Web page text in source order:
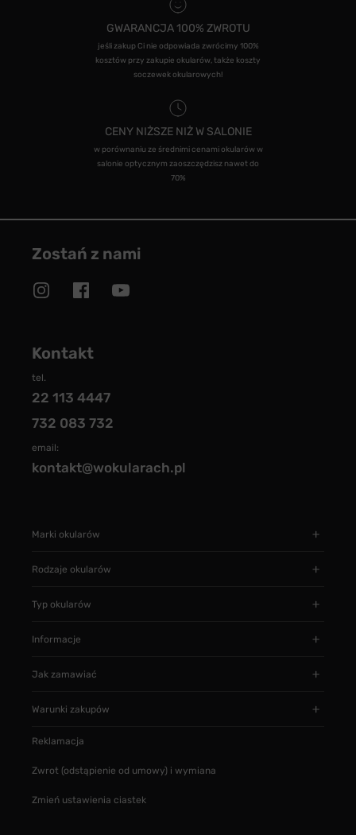
GWARANCJA 100% ZWROTU
jeśli zakup Ci nie odpowiada zwrócimy 100%
kosztów przy zakupie okularów, także koszty
soczewek okularowych!
CENY NIŻSZE NIŻ W SALONIE
w porównaniu ze średnimi cenami okularów w
salonie optycznym zaoszczędzisz nawet do
70%
Zostań z nami
Kontakt
tel.
22 113 4447
732 083 732
email:
kontakt@wokularach.pl
Marki okularów
Rodzaje okularów
Typ okularów
Informacje
Jak zamawiać
Warunki zakupów
Reklamacja
Zwrot (odstąpienie od umowy) i wymiana
Zmień ustawienia ciastek